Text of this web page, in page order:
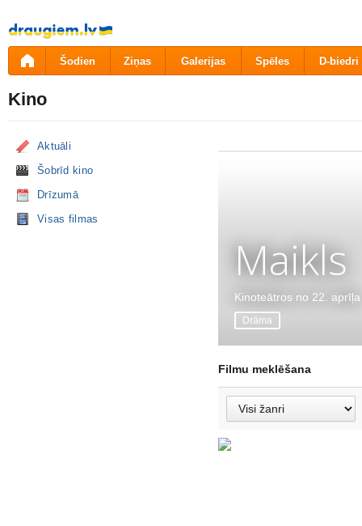
Pāriet
uz
saturu
Šodien Ziņas Galerijas Spēles D-biedri
Kino
Aktuāli
Šobrīd kino
Drīzumā
Visas filmas
Maikls
Kinoteātros no 22. aprīļa
Drāma
Filmu meklēšana